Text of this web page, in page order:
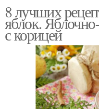
8 лучших
яблок.
с корицей